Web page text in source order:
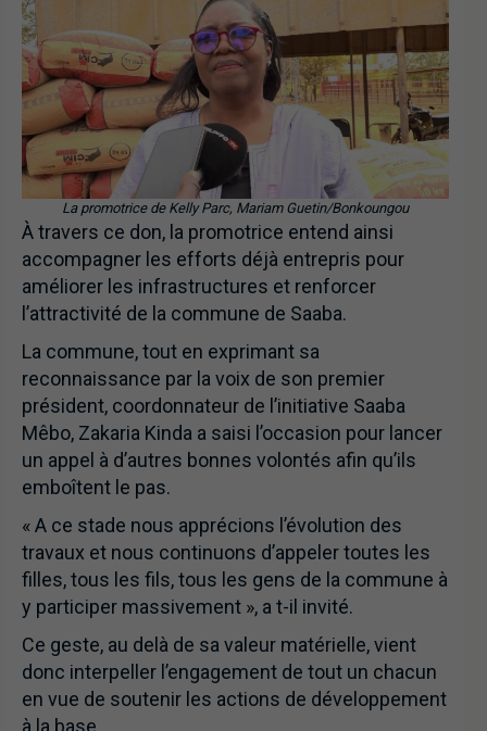
La promotrice de Kelly Parc, Mariam Guetin/Bonkoungou
À travers ce don, la promotrice entend ainsi
accompagner les efforts déjà entrepris pour
améliorer les infrastructures et renforcer
l’attractivité de la commune de Saaba.
La commune, tout en exprimant sa
reconnaissance par la voix de son premier
président, coordonnateur de l’initiative Saaba
Mêbo, Zakaria Kinda a saisi l’occasion pour lancer
un appel à d’autres bonnes volontés afin qu’ils
emboîtent le pas.
« A ce stade nous apprécions l’évolution des
travaux et nous continuons d’appeler toutes les
filles, tous les fils, tous les gens de la commune à
y participer massivement », a t-il invité.
Ce geste, au delà de sa valeur matérielle, vient
donc interpeller l’engagement de tout un chacun
en vue de soutenir les actions de développement
à la base.